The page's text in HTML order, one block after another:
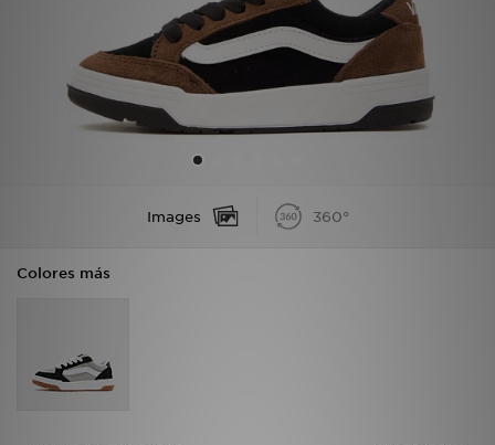
Images 360°
Colores más
TARJETA REGALO